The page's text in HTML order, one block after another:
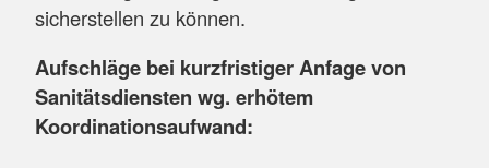
sicherstellen zu können.
Aufschläge bei kurzfristiger Anfage von
Sanitätsdiensten wg. erhötem
Koordinationsaufwand: